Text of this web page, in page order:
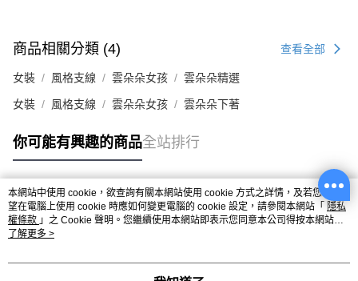
商品相關分類 (4) 查看全部
女裝 風格支線 雲朵朵女孩 雲朵朵精選
女裝 風格支線 雲朵朵女孩 雲朵朵下著
你可能有興趣的商品全站排行
熱門標籤
本網站中使用 cookie，欲查詢有關本網站使用 cookie 方式之詳情，及若您不希
望在電腦上使用 cookie 時應如何變更電腦的 cookie 設定，請參閱本網站「 隱私
權條款 」之 Cookie 聲明。您繼續使用本網站即表示您同意本公司得按本網站使
用條款之 Cookie 聲明使用 cookie。
了解更多 >